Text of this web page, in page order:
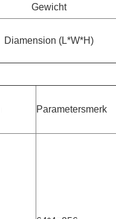
Gewicht
Diamension (L*W*H)
Parametersmerk